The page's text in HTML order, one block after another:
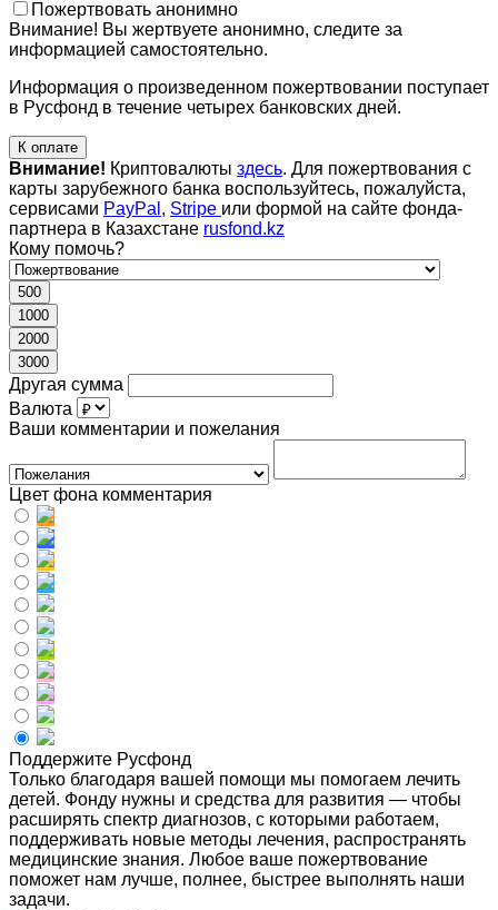
Пожертвовать анонимно
Внимание! Вы жертвуете анонимно, следите за
информацией самостоятельно.
Информация о произведенном пожертвовании поступает
в Русфонд в течение четырех банковских дней.
К оплате
Внимание! Криптовалюты здесь. Для пожертвования с
карты зарубежного банка воспользуйтесь, пожалуйста,
сервисами PayPal , Stripe или формой на сайте фонда-
партнера в Казахстане rusfond.kz
Кому помочь?
500
1000
2000
3000
Другая сумма
Валюта
Ваши комментарии и пожелания
Цвет фона комментария
Поддержите Русфонд
Только благодаря вашей помощи мы помогаем лечить
детей. Фонду нужны и средства для развития — чтобы
расширять спектр диагнозов, с которыми работаем,
поддерживать новые методы лечения, распространять
медицинские знания. Любое ваше пожертвование
поможет нам лучше, полнее, быстрее выполнять наши
задачи.